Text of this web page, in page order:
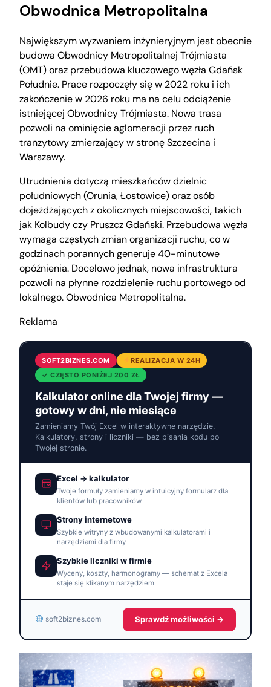
Obwodnica Metropolitalna
Największym wyzwaniem inżynieryjnym jest obecnie
budowa Obwodnicy Metropolitalnej Trójmiasta
(OMT) oraz przebudowa kluczowego węzła Gdańsk
Południe. Prace rozpoczęły się w 2022 roku i ich
zakończenie w 2026 roku ma na celu odciążenie
istniejącej Obwodnicy Trójmiasta. Nowa trasa
pozwoli na ominięcie aglomeracji przez ruch
tranzytowy zmierzający w stronę Szczecina i
Warszawy.
Utrudnienia dotyczą mieszkańców dzielnic
południowych (Orunia, Łostowice) oraz osób
dojeżdżających z okolicznych miejscowości, takich
jak Kolbudy czy Pruszcz Gdański. Przebudowa węzła
wymaga częstych zmian organizacji ruchu, co w
godzinach porannych generuje 40-minutowe
opóźnienia. Docelowo jednak, nowa infrastruktura
pozwoli na płynne rozdzielenie ruchu portowego od
lokalnego. Obwodnica Metropolitalna.
Reklama
SOFT2BIZNES.COM
REALIZACJA W 24H
✓ CZĘSTO PONIŻEJ 200 ZŁ
Kalkulator online dla Twojej firmy —
gotowy w dni, nie miesiące
Zamieniamy Twój Excel w interaktywne narzędzie.
Kalkulatory, strony i liczniki — bez pisania kodu po
Twojej stronie.
Excel → kalkulator
Twoje formuły zamieniamy w intuicyjny formularz dla
klientów lub pracowników
Strony internetowe
Szybkie witryny z wbudowanymi kalkulatorami i
narzędziami dla firmy
Szybkie liczniki w firmie
Wyceny, koszty, harmonogramy — schemat z Excela
staje się klikanym narzędziem
soft2biznes.com Sprawdź możliwości →